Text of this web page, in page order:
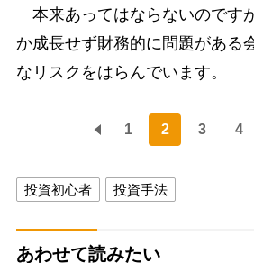
本来あってはならないのです
か成長せず財務的に問題がある
なリスクをはらんでいます。
1 2 3 4
投資初心者 投資手法
あわせて読みたい